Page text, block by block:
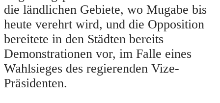
die ländlichen Gebiete, wo Mugabe bis
heute verehrt wird, und die Opposition
bereitete in den Städten bereits
Demonstrationen vor, im Falle eines
Wahlsieges des regierenden Vize-
Präsidenten.